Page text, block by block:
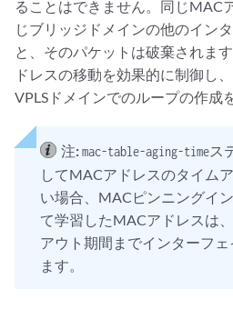
ることはできません。同じMAC
じブリッジドメインの他のイン
と、そのパケットは破棄されま
ドレスの移動を効果的に制御し
VPLSドメインでのループの作成
注:mac-table-aging-timeス
してMACアドレスのタイム
い場合、MACピンニングイ
て学習したMACアドレスは
アウト期間までインターフ
ます。